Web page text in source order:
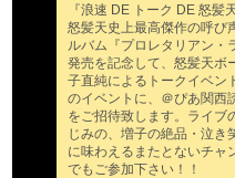
『浪速 DE トーク DE 怒髪天
怒髪天史上最高傑作の呼び
ルバム『プロレタリアン・
発売を記念して、怒髪天ボ
子直純によるトークイベ
のイベントに、＠ぴあ関西
をご招待致します。ライブ
じみの、増子の絶品・泣き
に味わえるまたとないチャ
でもご参加下さい！！